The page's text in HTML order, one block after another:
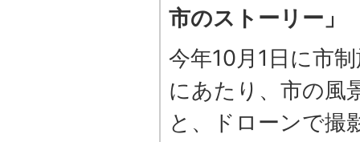
市のストーリー」
今年10月1日に市
にあたり、市の風
と、ドローンで撮